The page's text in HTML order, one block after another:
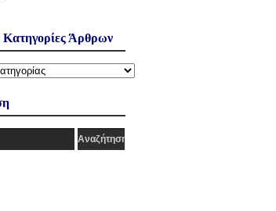
Κατηγορίες Άρθρων